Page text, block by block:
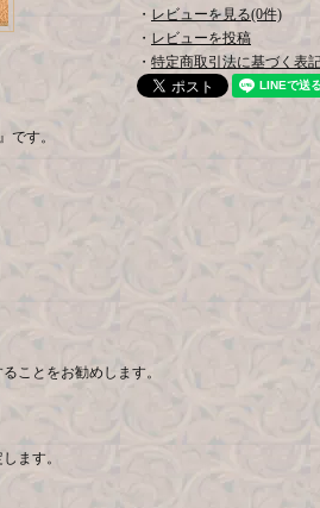
・ レビューを見る(0件)
・ レビューを投稿
・ 特定商取引法に基づく表
です。
ことをお勧めします。
ます。